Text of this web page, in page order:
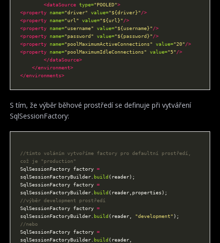
<dataSource type="POOLED">
<property
name="driver" value="${driver}"/>
<property
name="url" value="${url}"/>
<property
name="username" value="${username}"/>
<property
name="password" value="${password}"/>
<property
name="poolMaximumActiveConnections" value="20"/>
<property
name="poolMaximumIdleConnections" value="5"/>
</dataSource>
</environment>
</environments>
S tím, že výběr běhové prostředí se definuje při vytváření
SqlSessionFactory:
//tímto voláním vytvoříme factory pro defaultní prostředí,
což je "production"
SqlSessionFactory factory =
sqlSessionFactoryBuilder. build
SqlSessionFactory factory =
sqlSessionFactoryBuilder. build
//výběr development prostředí
SqlSessionFactory factory =
sqlSessionFactoryBuilder. build (reader, "development"
//nebo
SqlSessionFactory factory =
sqlSessionFactoryBuilder. build